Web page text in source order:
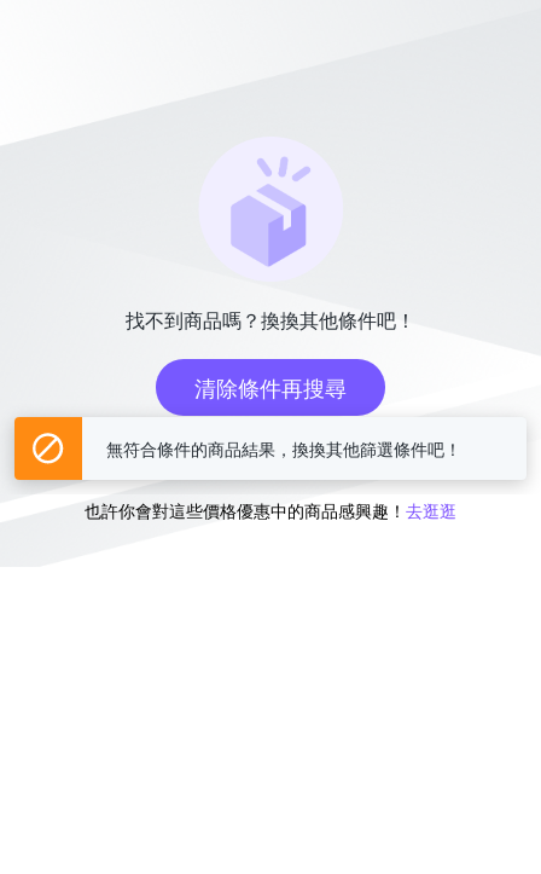
找不到商品嗎？換換其他條件吧！
清除條件再搜尋
或
也許你會對這些價格優惠中的商品感興趣！ 去逛逛
無符合條件的商品結果，換換其他篩選條件吧！